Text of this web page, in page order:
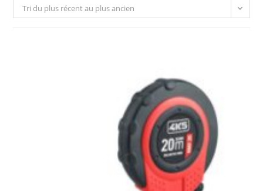
Tri du plus récent au plus ancien